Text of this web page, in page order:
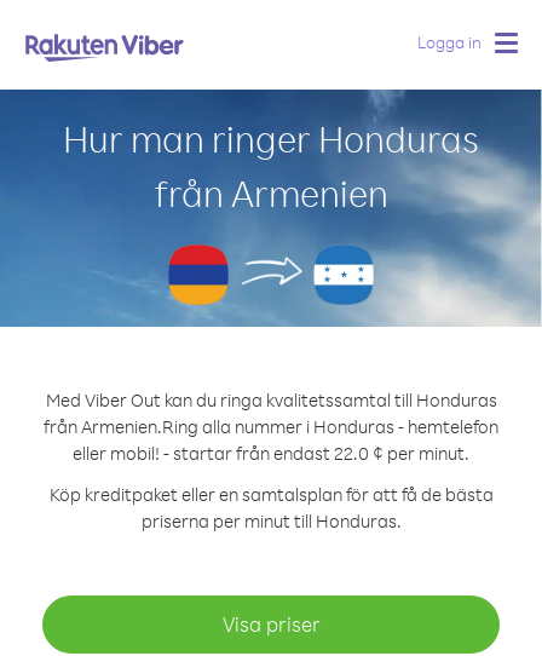
Logga in
Hur man ringer Honduras
från Armenien
Med Viber Out kan du ringa kvalitetssamtal till Honduras
från Armenien.Ring alla nummer i Honduras - hemtelefon
eller mobil! - startar från endast 22.0 ¢ per minut.
Köp kreditpaket eller en samtalsplan för att få de bästa
priserna per minut till Honduras.
Visa priser